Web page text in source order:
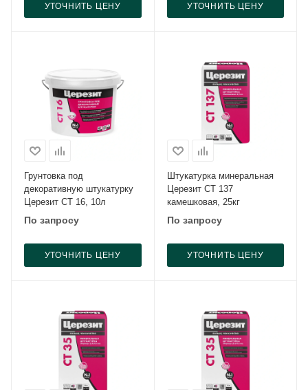
УТОЧНИТЬ ЦЕНУ УТОЧНИТЬ ЦЕНУ
Грунтовка под
декоративную штукатурку
Церезит CT 16, 10л
По запросу
УТОЧНИТЬ ЦЕНУ
Штукатурка минеральная
Церезит CT 137
камешковая, 25кг
По запросу
УТОЧНИТЬ ЦЕНУ